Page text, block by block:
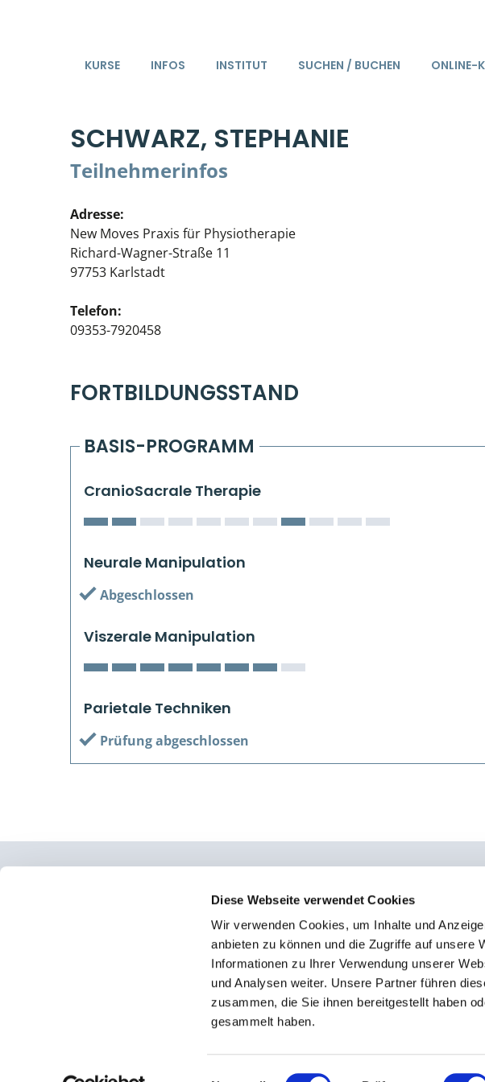
Diese Webseite verwendet Cookies
Wir verwenden Cookies, um Inhalte und
anbieten zu können und die Zugriffe auf unsere
Informationen zu Ihrer Verwendung unserer
und Analysen weiter. Unsere Partner führen
zusammen, die Sie ihnen bereitgestellt haben
gesammelt haben.
Einwilligungsauswahl
KURSE INFOS INSTITUT SUCHEN / BUCHEN ONLINE-
SCHWARZ, STEPHANIE
Teilnehmerinfos
Adresse:
New Moves Praxis für Physiotherapie
Richard-Wagner-Straße 11
97753 Karlstadt
Telefon:
09353-7920458
FORTBILDUNGSSTAND
BASIS-PROGRAMM
CranioSacrale Therapie
Neurale Manipulation
Abgeschlossen
Viszerale Manipulation
Parietale Techniken
Prüfung abgeschlossen
Konrad-Adenauer-Straße 6
0451 - 4 79